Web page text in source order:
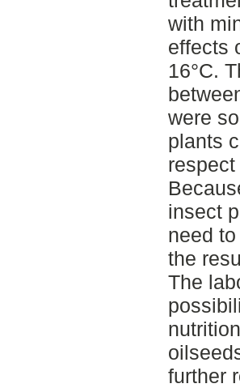
with
effects
16°C.
were
plants
respect
insect
need
the
The
further